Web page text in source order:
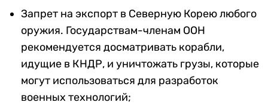
Запрет на экспорт в Северную Корею любого
оружия. Государствам-членам ООН
рекомендуется досматривать корабли,
идущие в КНДР, и уничтожать грузы, которые
могут использоваться для разработок
военных технологий;